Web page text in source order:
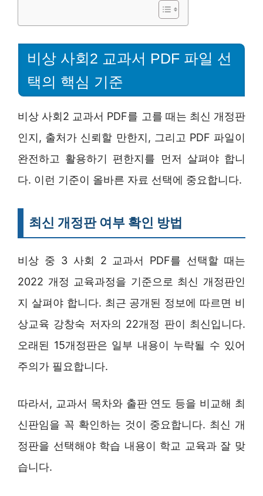
비상 사회2 교과서 PDF 파일 선
택의 핵심 기준
비상 사회2 교과서 PDF를 고를 때는 최신 개정판
인지, 출처가 신뢰할 만한지, 그리고 PDF 파일이
완전하고 활용하기 편한지를 먼저 살펴야 합니
다. 이런 기준이 올바른 자료 선택에 중요합니다.
최신 개정판 여부 확인 방법
비상 중 3 사회 2 교과서 PDF를 선택할 때는
2022 개정 교육과정을 기준으로 최신 개정판인
지 살펴야 합니다. 최근 공개된 정보에 따르면 비
상교육 강창숙 저자의 22개정 판이 최신입니다.
오래된 15개정판은 일부 내용이 누락될 수 있어
주의가 필요합니다.
따라서, 교과서 목차와 출판 연도 등을 비교해 최
신판임을 꼭 확인하는 것이 중요합니다. 최신 개
정판을 선택해야 학습 내용이 학교 교육과 잘 맞
습니다.